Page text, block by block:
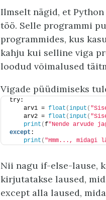
Ilmselt nägid, et
töö. Selle programmi
programmides, kus
kahju kui selline viga
loodud võimalused
Vigade püüdimiseks
try:
    arv1 =
float (input (
    arv2 =
float (input (
print (f"Nende arvude
except :
print ( "Hmm..., midagi
Nii nagu if-else-lause,
kirjutatakse laused,
except alla laused,